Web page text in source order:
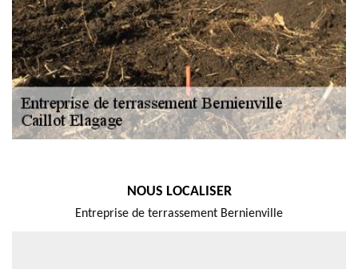
NOUS LOCALISER
Entreprise de terrassement Bernienville